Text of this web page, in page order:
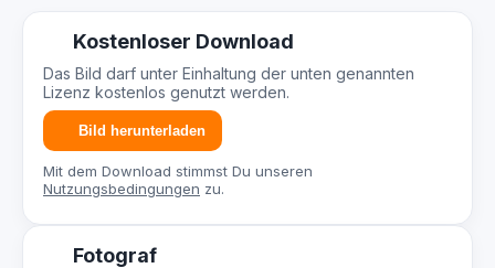
Kostenloser Download
Das Bild darf unter Einhaltung der unten genannten
Lizenz kostenlos genutzt werden.
Bild herunterladen
Mit dem Download stimmst Du unseren
Nutzungsbedingungen zu.
Fotograf